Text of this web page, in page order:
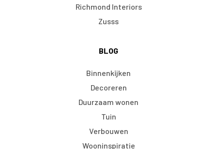
Richmond Interiors
Zusss
BLOG
Binnenkijken
Decoreren
Duurzaam wonen
Tuin
Verbouwen
Wooninspiratie